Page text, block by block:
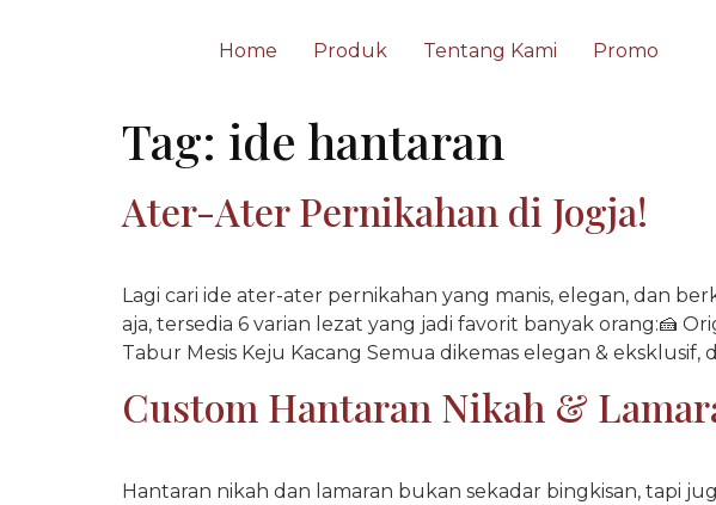
Home Produk Tentang Kami Promo
Tag: ide hantaran
Ater-Ater Pernikahan di Jogja!
Lagi cari ide ater-ater pernikahan yang manis, elegan, dan
aja, tersedia 6 varian lezat yang jadi favorit banyak orang:🍰
Tabur Mesis Keju Kacang Semua dikemas elegan & eksklusif,
Custom Hantaran Nikah &
Hantaran nikah dan lamaran bukan sekadar bingkisan, tapi